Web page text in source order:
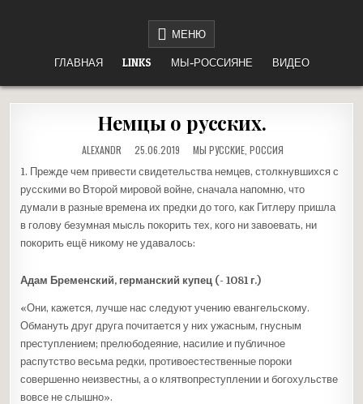
МЕНЮ
ГЛАВНАЯ LINKS МЫ-РОССИЯНЕ ВИДЕО
Немцы о русских.
ALEXANDR 25.06.2019 ОПУБЛИКОВАНО
В
МЫ РУССКИЕ РОССИЯ
1. Прежде чем привести свидетельства немцев, столкнувшихся с
русскими во Второй мировой войне, сначала напомню, что
думали в разные времена их предки до того, как Гитлеру пришла
в голову безумная мысль покорить тех, кого ни завоевать, ни
покорить ещё никому не удавалось:
Адам Бременский, германский купец (- 1081 г.)
«Они, кажется, лучше нас следуют учению евангельскому.
Обмануть друг друга почитается у них ужасным, гнусным
преступлением; прелюбодеяние, насилие и публичное
распутство весьма редки, противоестественные пороки
совершенно неизвестны, а о клятвопреступлении и богохульстве
вовсе не слышно».